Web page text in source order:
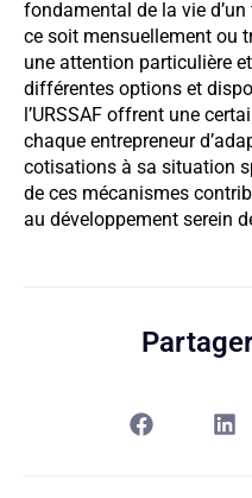
fondamental de la vie
ce soit mensuellement ou
une attention particulière
différentes options et
l’URSSAF offrent une
chaque entrepreneur
cotisations à sa situation
de ces mécanismes
au développement serein